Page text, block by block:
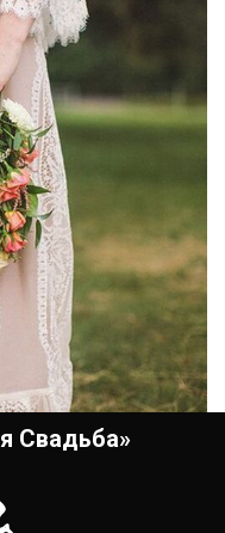
Свадьба»